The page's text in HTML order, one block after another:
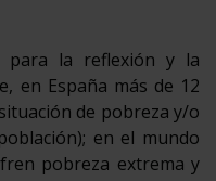
para la reflexión y la
en España más de 12
de pobreza y/o
en el mundo
pobreza extrema y